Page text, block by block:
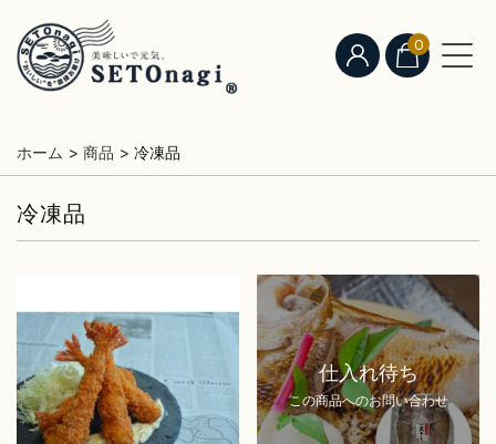
0
ホーム > 商品 > 冷凍品
冷凍品
仕入れ待ち
この商品へのお問い合わせ